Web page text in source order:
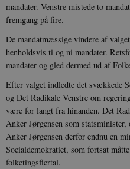
mandater. Venstre mistede to
fremgang på fire.
De mandatmæssige vindere af
henholdsvis ti og ni mandater.
mandater og gled dermed ud af
Efter valget indledte det svækkede
og Det Radikale Venstre om
være for langt fra hinanden. Det
Anker Jørgensen som statsminister,
Anker Jørgensen derfor endnu en
Socialdemokratiet, som fortsat
folketingsflertal.